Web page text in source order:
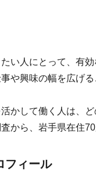
い人にとって、有
や興味の幅を広げ
かして働く人は、
から、岩手県在住
フィール